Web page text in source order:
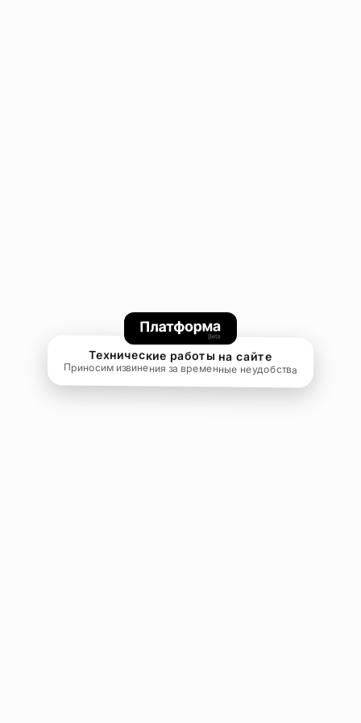
Технические работы на сайте
Приносим извинения за временные неудобства